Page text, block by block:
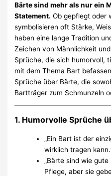
Bärte sind mehr als nur ein
Statement. Ob gepflegt oder
symbolisieren oft Stärke,
haben eine lange Tradition
Zeichen von Männlichkeit
Sprüche, die sich humorvoll,
mit dem Thema Bart
Sprüche über Bärte, die
Bartträger zum Schmunzeln
1. Humorvolle Sprüche
„Ein Bart ist der
wirklich tragen
„Bärte sind wie
Pflege, aber sie